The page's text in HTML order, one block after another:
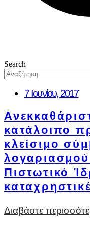
Search
7 Ιουνίου, 2017
κατάλοιπο
κλείσιμο
Πιστωτικό
Διαβάστε